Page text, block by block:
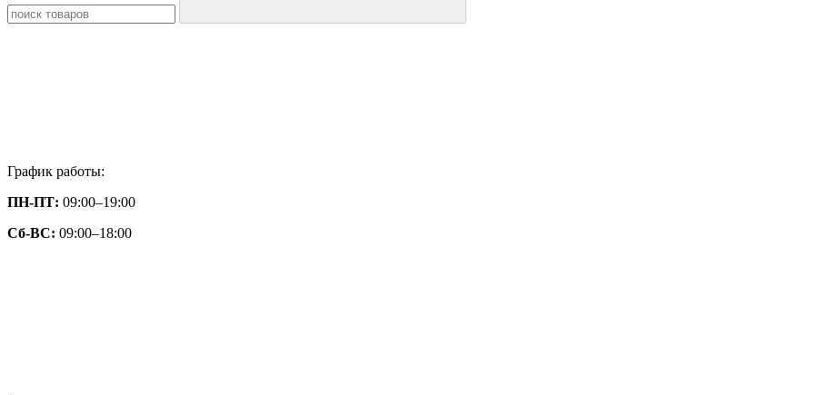
График работы:
ПН-ПТ: 09:00–19:00
Сб-ВС: 09:00–18:00